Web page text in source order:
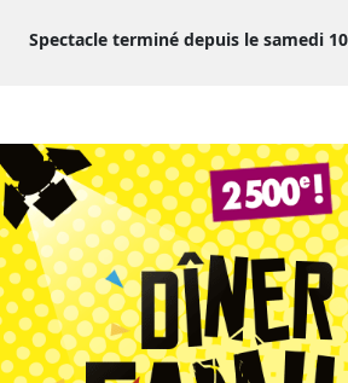
Spectacle terminé depuis le samedi